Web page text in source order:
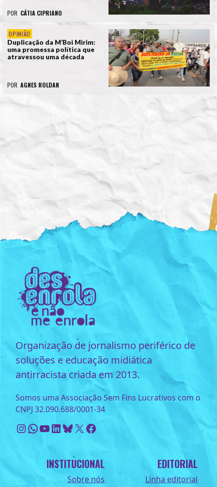
POR CÁTIA CIPRIANO
OPINIÃO
Duplicação da M’Boi Mirim:
uma promessa política que
atravessou uma década
POR AGNES ROLDAN
Organização de jornalismo periférico de
soluções e educação midiática
antirracista criada em 2013.
Somos uma Associação Sem Fins Lucrativos com o
CNPJ 32.090.688/0001-34
Instagram
WhatsApp
Youtube
LinkedIn
Bluesky
X Facebook
INSTITUCIONAL
Sobre nós
EDITORIAL
Linha editorial